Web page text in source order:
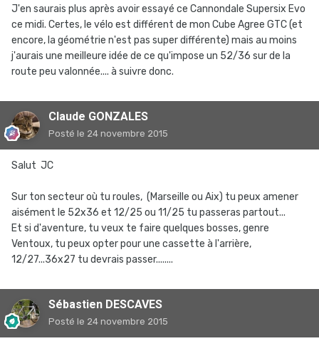
J'en saurais plus après avoir essayé ce Cannondale Supersix Evo
ce midi. Certes, le vélo est différent de mon Cube Agree GTC (et
encore, la géométrie n'est pas super différente) mais au moins
j'aurais une meilleure idée de ce qu'impose un 52/36 sur de la
route peu valonnée.... à suivre donc.
Claude GONZALES
Posté le 24 novembre 2015
Salut JC
Sur ton secteur où tu roules, (Marseille ou Aix) tu peux amener
aisément le 52x36 et 12/25 ou 11/25 tu passeras partout...
Et si d'aventure, tu veux te faire quelques bosses, genre
Ventoux, tu peux opter pour une cassette à l'arrière,
12/27...36x27 tu devrais passer........
Sébastien DESCAVES
Posté le 24 novembre 2015